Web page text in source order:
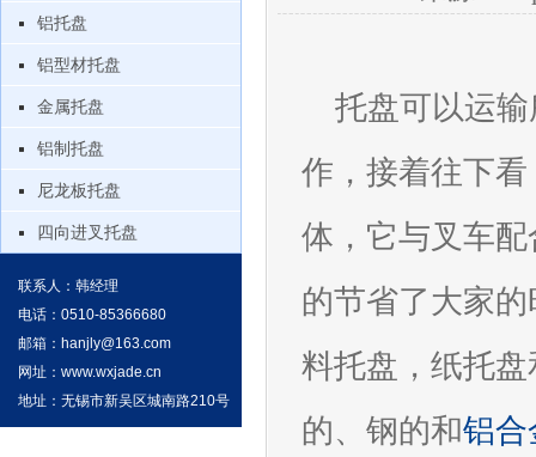
铝托盘
铝型材托盘
金属托盘
铝制托盘
尼龙板托盘
四向进叉托盘
联系人：韩经理
电话：0510-85366680
邮箱： hanjly@163.com
网址： www.wxjade.cn
地址：无锡市新吴区城南路210号
托盘可以运
作，接着往下
体，它与叉车
的节省了大家
料托盘，纸托盘
的、钢的和铝合